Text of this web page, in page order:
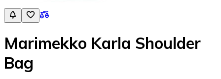
Marimekko Karla Shoulder
Bag